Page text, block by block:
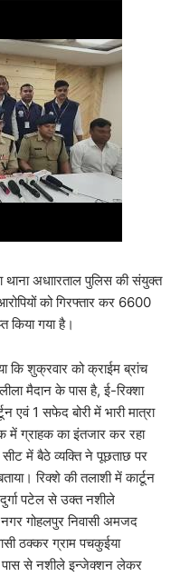
थाना अधाारताल पुलिस की संयुक्त
को गिरफ्तार कर 6600
गया है।
कि शुक्रवार को क्राईम ब्रांच
मैदान के पास है, ई-रिक्शा
1 सफेद बोरी में भारी मात्रा
ग्राहक का इंतजार कर रहा
में बैठे व्यक्ति ने पूछताछ पर
रिक्शे की तलाशी में कार्टून
पटेल से उक्त नशीले
गोहलपुर निवासी अमजद
ठक्कर ग्राम पचकुईया
पास से नशीले इन्जेक्शन लेकर